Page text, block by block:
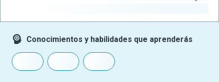
Conocimientos y habilidades que aprenderás